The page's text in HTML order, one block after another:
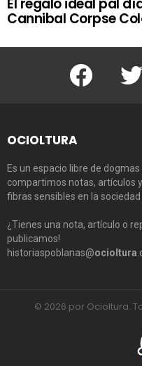
Cannibal Corpse
Facebook
OCIOLTURA
Es un espacio libre de
compartimos notas, artículos
fibras sensibles en la sociedad
¿Tienes una nota, artículo o
publicamos!
historiaspoblanas@ocioltura
© 2026 por Ocioltura.